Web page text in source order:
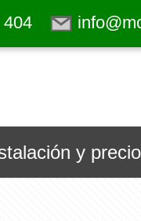
404
y precio